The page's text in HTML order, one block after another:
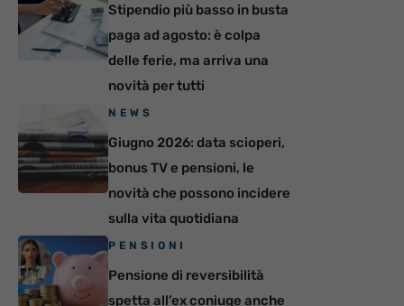
Stipendio più basso in busta
paga ad agosto: è colpa
delle ferie, ma arriva una
novità per tutti
NEWS
Giugno 2026: data scioperi,
bonus TV e pensioni, le
novità che possono incidere
sulla vita quotidiana
PENSIONI
Pensione di reversibilità
spetta all’ex coniuge anche